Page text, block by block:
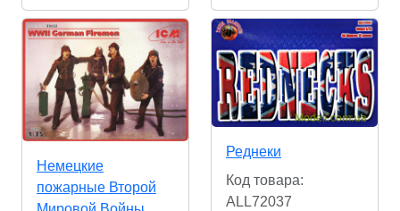
Немецкие
пожарные Второй
Реднеки
Код товара:
ALL72037